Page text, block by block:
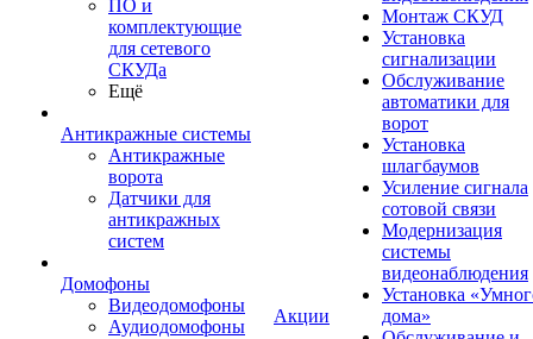
ПО и
комплектующие
для сетевого
СКУДа
Ещё
Антикражные системы
Антикражные
ворота
Датчики для
антикражных
систем
Домофоны
Видеодомофоны
Аудиодомофоны
Акции
Монтаж СКУД
Установка
сигнализации
Обслуживание
автоматики для
ворот
Установка
шлагбаумов
Усиление сигнала
сотовой связи
Модернизация
системы
видеонаблюдения
Установка
дома»